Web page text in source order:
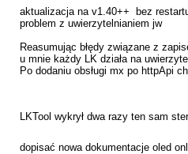
aktualizacja na v1.40++ bez
problem z uwierzytelnianiem jw
Reasumując błędy związane z
u mnie każdy LK działa na
Po dodaniu obsługi mx po httpApi
LKTool wykrył dwa razy ten sam
dopisać nowa dokumentacje oled